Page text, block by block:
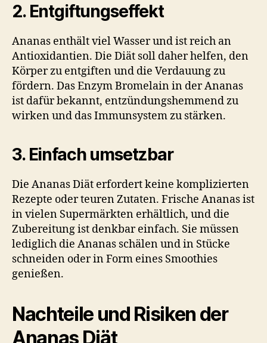
2. Entgiftungseffekt
Ananas enthält viel Wasser und ist reich an
Antioxidantien. Die Diät soll daher helfen, den
Körper zu entgiften und die Verdauung zu
fördern. Das Enzym Bromelain in der Ananas
ist dafür bekannt, entzündungshemmend zu
wirken und das Immunsystem zu stärken.
3. Einfach umsetzbar
Die Ananas Diät erfordert keine komplizierten
Rezepte oder teuren Zutaten. Frische Ananas ist
in vielen Supermärkten erhältlich, und die
Zubereitung ist denkbar einfach. Sie müssen
lediglich die Ananas schälen und in Stücke
schneiden oder in Form eines Smoothies
genießen.
Nachteile und Risiken der
Ananas Diät